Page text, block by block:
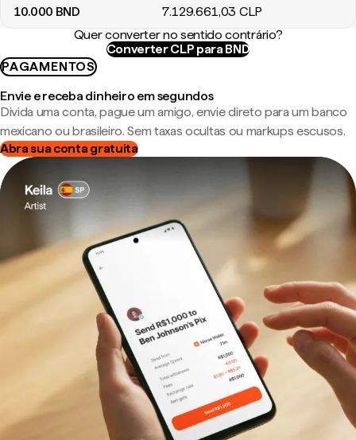
10.000 BND 7.129.661,03 CLP
Quer converter no sentido contrário?
Converter CLP para BND
PAGAMENTOS
Envie e receba dinheiro em segundos
Divida uma conta, pague um amigo, envie direto para um banco
mexicano ou brasileiro. Sem taxas ocultas ou markups escusos.
Abra sua conta gratuita